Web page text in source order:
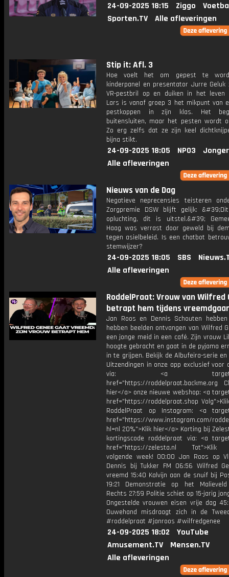
24-09-2025 18:15 Ziggo
Sporten.TV
Alle afleveringen
Stip it: Afl. 3
Hoe voelt het om gepest te
kinderpanel en presentator Jurre Geluk
VR-pestbril op en duiken in het leven
Lars is vanaf groep 3 het mikpunt van
pestkoppen in zijn klas. Het
buitensluiten, maar het pesten wordt
Zo erg zelfs dat ze zijn keel
bijna stikt.
24-09-2025 18:05 NPO3
Alle afleveringen
Nieuws van de Dag
Negatieve neprecensies teisteren
Zorgpremie DSW blijft gelijk:
opluchting, dit is uitstel.&#39;
Haag was verrast door geweld bij
tegen asielbeleid. Is een chatbot
stemwijzer?
24-09-2025 18:05 SBS
Alle afleveringen
RoddelPraat: Vrouw van Wilfred
betrapt hem tijdens
Jan Roos en Dennis Schouten
hebben beelden ontvangen van Wilfred
een jonge meid in een café. Zijn vrouw
hoogte gebracht en gaat in de pyjama
in te grijpen. Bekijk de Albufeira-serie
Uitzendingen in onze app exclusief voor
via: <a
href="https://roddelpraat.backme.org
hier</a> onze nieuwe webshop: <a
href="https://roddelpraat.shop
RoddelPraat op Instagram: <a
href="https://www.instagram.com/
hl=nl 20%">Klik hier</a> Korting bij
kortingscode roddelpraat via: <a
href="https://zelesta.nl Tot">Klik
volgende week! 00:00 Jan Roos op
Dennis bij Tukker FM 06:56 Wilfred
vreemd 15:40 Kalvijn aan de snuif bij
19:21 Demonstratie op het
Rechts 27:59 Politie schiet op 15-jarig
Ongestelde vrouwen eisen vrije dag
Ouwehand misdraagt zich in de
#roddelpraat #janroos #wilfredgenee
24-09-2025 18:02
YouTube
Amusement.TV
Mensen.TV
Alle afleveringen